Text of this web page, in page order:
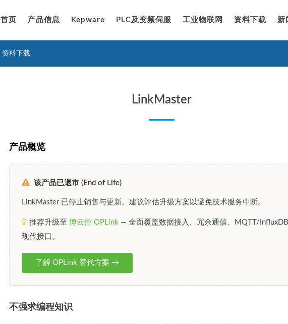
首页 产品信息 Kepware PLC及变频伺服 工业物联网 资料下载 新
资料下载
LinkMaster
产品概览
该产品已退市 (End of Life)
LinkMaster 已停止销售与更新。建议评估升级方案以避免技术服务中断。
推荐升级至博云控 OPLink — 全面覆盖数据接入、冗余通信、MQTT/
现代接口。
了解 OPLink 替代方案 →
不强求编程知识